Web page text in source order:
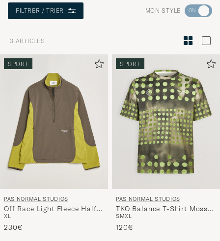
FILTRER / TRIER MON STYLE Rendez-
dans
la
section
Conseils
de
style
pour
activer
vos
et
découvrir
une
3 ARTICLES
SPORT
PAS NORMAL STUDIOS
Off Race Light Fleece Half
Zip Moss Green
XL
230€
SPORT
PAS NORMAL STUDIOS
TKO Balance T-Shirt Moss
Green
SMXL
120€